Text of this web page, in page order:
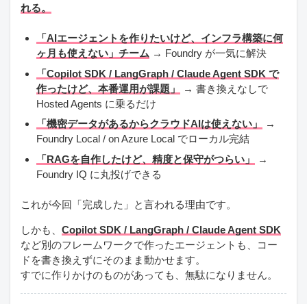
れる。
「AIエージェントを作りたいけど、インフラ構築に何
ヶ月も使えない」チーム → Foundry が一気に解決
「Copilot SDK / LangGraph / Claude Agent SDK で
作ったけど、本番運用が課題」
→ 書き換えなしで
Hosted Agents に乗るだけ
「機密データがあるからクラウドAIは使えない」
→
Foundry Local / on Azure Local でローカル完結
「RAGを自作したけど、精度と保守がつらい」
→
Foundry IQ に丸投げできる
これが今回「完成した」と言われる理由です。
しかも、 Copilot SDK / LangGraph / Claude Agent SDK
など別のフレームワークで作ったエージェントも、コー
ドを書き換えずにそのまま動かせます。
すでに作りかけのものがあっても、無駄になりません。